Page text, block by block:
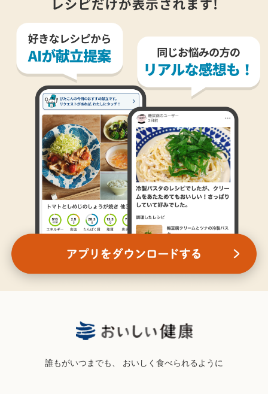
誰もがいつまでも、 おいしく食べられるように